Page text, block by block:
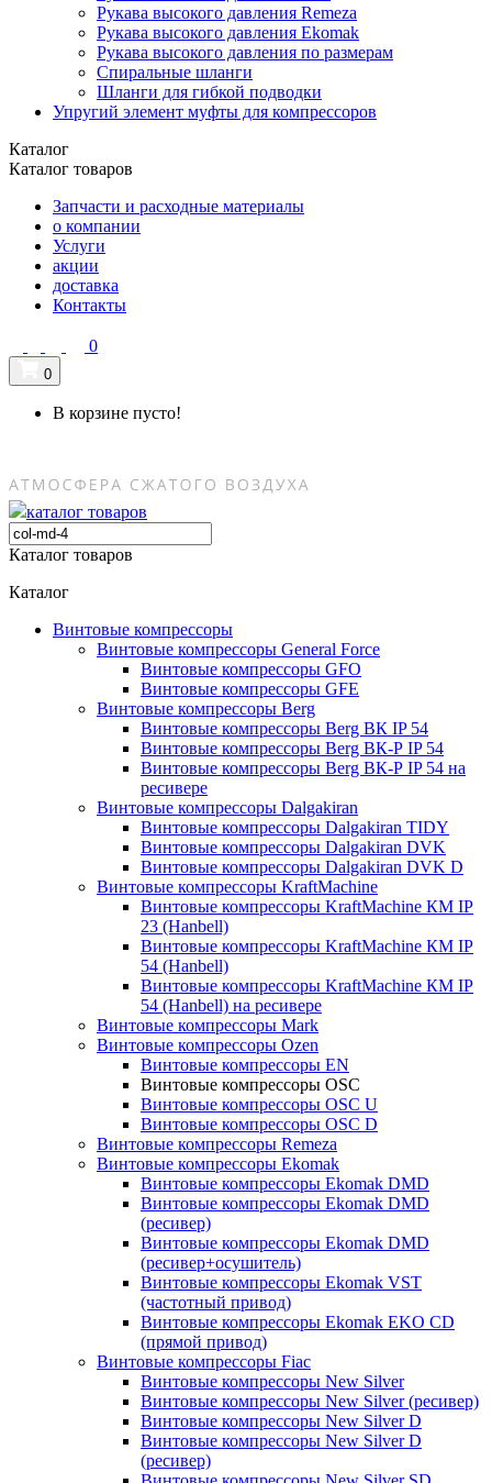
Рукава высокого давления Remeza
Рукава высокого давления Ekomak
Рукава высокого давления по размерам
Спиральные шланги
Шланги для гибкой подводки
Упругий элемент муфты для компрессоров
Каталог
Каталог товаров
Запчасти и расходные материалы
о компании
Услуги
акции
доставка
Контакты
0
0
В корзине пусто!
каталог товаров
Каталог товаров
Каталог
Винтовые компрессоры
Винтовые компрессоры General Force
Винтовые компрессоры GFO
Винтовые компрессоры GFE
Винтовые компрессоры Berg
Винтовые компрессоры Berg ВК IP 54
Винтовые компрессоры Berg ВК-Р IP 54
Винтовые компрессоры Berg ВК-Р IP 54 на
ресивере
Винтовые компрессоры Dalgakiran
Винтовые компрессоры Dalgakiran TIDY
Винтовые компрессоры Dalgakiran DVK
Винтовые компрессоры Dalgakiran DVK D
Винтовые компрессоры KraftMachine
Винтовые компрессоры KraftMachine КМ IP
23 (Hanbell)
Винтовые компрессоры KraftMachine КМ IP
54 (Hanbell)
Винтовые компрессоры KraftMachine КМ IP
54 (Hanbell) на ресивере
Винтовые компрессоры Mark
Винтовые компрессоры Ozen
Винтовые компрессоры EN
Винтовые компрессоры OSC
Винтовые компрессоры OSC U
Винтовые компрессоры OSC D
Винтовые компрессоры Remeza
Винтовые компрессоры Ekomak
Винтовые компрессоры Ekomak DMD
Винтовые компрессоры Ekomak DMD
(ресивер)
Винтовые компрессоры Ekomak DMD
(ресивер+осушитель)
Винтовые компрессоры Ekomak VST
(частотный привод)
Винтовые компрессоры Ekomak EKO CD
(прямой привод)
Винтовые компрессоры Fiac
Винтовые компрессоры New Silver
Винтовые компрессоры New Silver (ресивер)
Винтовые компрессоры New Silver D
Винтовые компрессоры New Silver D
(ресивер)